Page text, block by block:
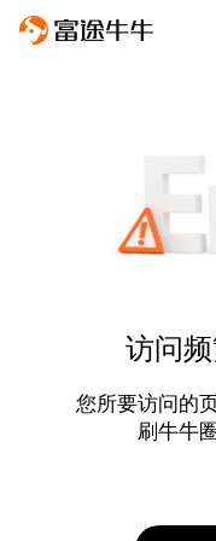
访问
您所要访问的
刷牛牛